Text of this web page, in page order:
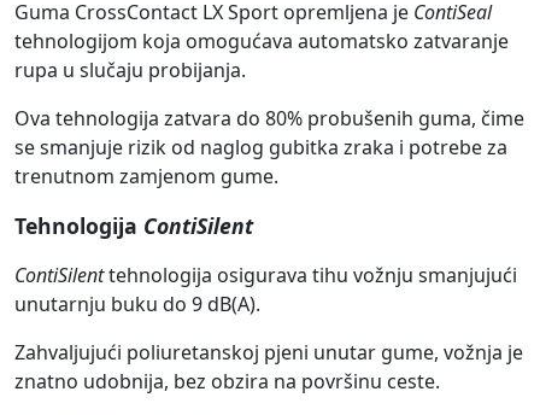
Guma CrossContact LX Sport opremljena je ContiSeal
tehnologijom koja omogućava automatsko zatvaranje
rupa u slučaju probijanja.
Ova tehnologija zatvara do 80% probušenih guma, čime
se smanjuje rizik od naglog gubitka zraka i potrebe za
trenutnom zamjenom gume.
Tehnologija ContiSilent
ContiSilenttehnologija osigurava tihu vožnju smanjujući
unutarnju buku do 9 dB(A).
Zahvaljujući poliuretanskoj pjeni unutar gume, vožnja je
znatno udobnija, bez obzira na površinu ceste.